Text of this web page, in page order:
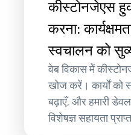
कीस्टोनजेएस
करना:
स्वचालन को
वेब विकास में
खोज करें। कार्यों को
बढ़ाएँ, और हमारी
विशेषज्ञ सहायता